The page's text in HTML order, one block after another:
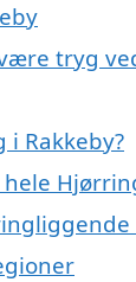
tryg
Rakkeby?